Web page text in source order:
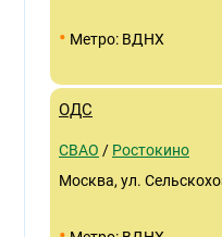
• Метро: ВДНХ
ОДС
СВАО / Ростокино
Москва, ул.